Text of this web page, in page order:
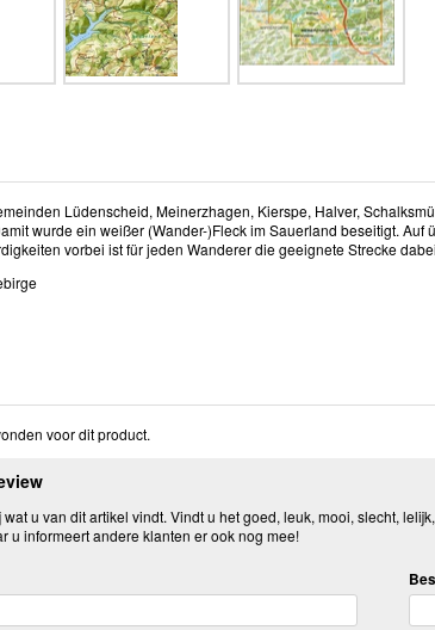
Lüdenscheid, Meinerzhagen, Kierspe, Halver,
wurde ein weißer (Wander-)Fleck im Sauerland beseitigt.
vorbei ist für jeden Wanderer die geeignete Strecke
voor dit product.
u van dit artikel vindt. Vindt u het goed, leuk, mooi, slecht,
u informeert andere klanten er ook nog mee!